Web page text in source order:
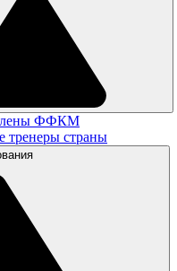
ФФКМ
тренеры страны